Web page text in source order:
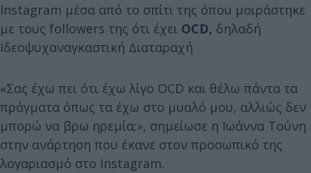
Instagram μέσα από το σπίτι της όπου μοιράστηκε
με τους followers της ότι έχει OCD, δηλαδή
Ιδεοψυχαναγκαστική Διαταραχή
«Σας έχω πει ότι έχω λίγο OCD και θέλω πάντα τα
πράγματα όπως τα έχω στο μυαλό μου, αλλιώς δεν
μπορώ να βρω ηρεμία;», σημείωσε η Ιωάννα Τούνη
στην ανάρτηση που έκανε στον προσωπικό της
λογαριασμό στο Instagram.